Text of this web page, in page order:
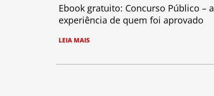
Ebook gratuito: Concurso Público – a
experiência de quem foi aprovado
LEIA MAIS